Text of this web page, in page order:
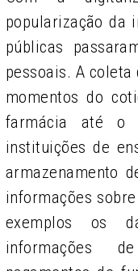
popularização da
públicas
pessoais. A
momentos do
farmácia até o
instituições de
armazenamento
informações
exemplos os
informações